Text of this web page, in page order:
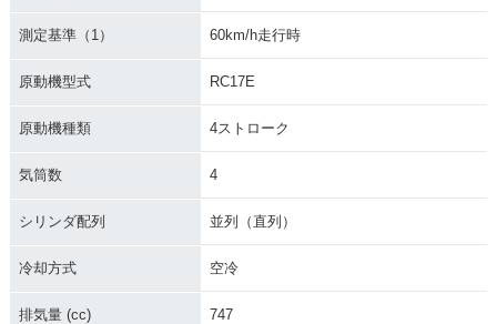
測定基準（1） 60km/h走行時
原動機型式 RC17E
原動機種類 4ストローク
気筒数 4
シリンダ配列 並列（直列）
冷却方式 空冷
排気量 (cc) 747